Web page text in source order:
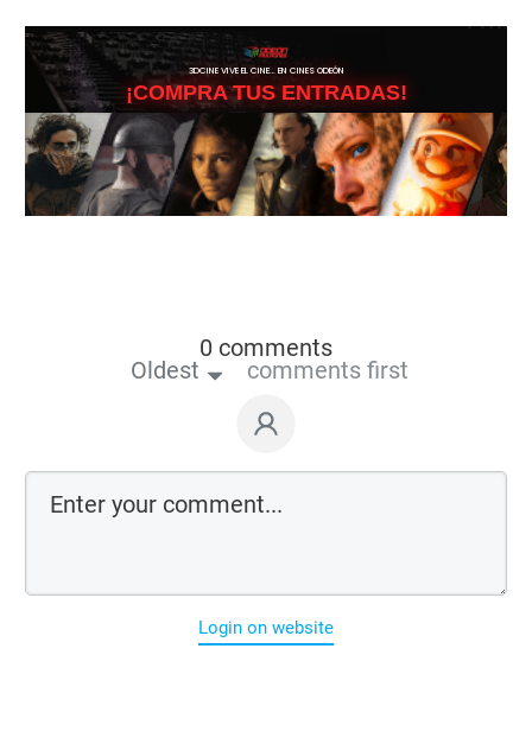
3DCINE VIVE EL CINE… EN CINES ODEÓN
¡COMPRA TUS ENTRADAS!
0 comments
Oldest comments first
Login on website